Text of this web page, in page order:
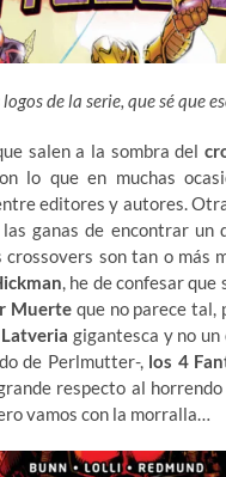
de la serie, que sé que
salen a la sombra del
lo que en muchas
editores y autores.
ganas de encontrar un
son tan o más
, he de confesar
Muerteque no parece tal,
Latveria gigantesca y no
de Perlmutter-, los 4
respecto al
vamos con la morralla…